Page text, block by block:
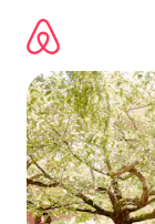
Inhalten
springen